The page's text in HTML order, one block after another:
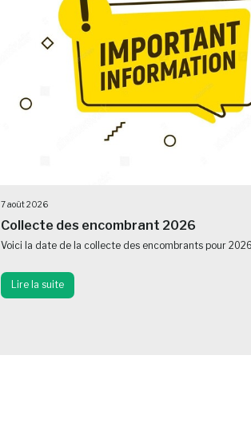
7 août 2026
Collecte des encombrant 2026
Voici la date de la collecte des encombrants pour
Lire la suite